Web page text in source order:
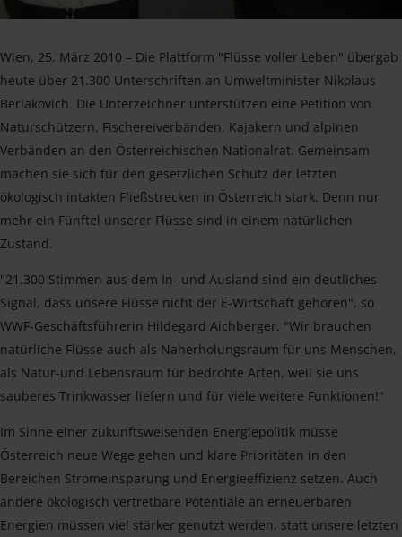
Wien, 25. März 2010 – Die Plattform "Flüsse voller Leben" übergab
heute über 21.300 Unterschriften an Umweltminister Nikolaus
Berlakovich. Die Unterzeichner unterstützen eine Petition von
Naturschützern, Fischereiverbänden, Kajakern und alpinen
Verbänden an den Österreichischen Nationalrat. Gemeinsam
machen sie sich für den gesetzlichen Schutz der letzten
ökologisch intakten Fließstrecken in Österreich stark. Denn nur
mehr ein Fünftel unserer Flüsse sind in einem natürlichen
Zustand.
"21.300 Stimmen aus dem In- und Ausland sind ein deutliches
Signal, dass unsere Flüsse nicht der E-Wirtschaft gehören", so
WWF-Geschäftsführerin Hildegard Aichberger. "Wir brauchen
natürliche Flüsse auch als Naherholungsraum für uns Menschen,
als Natur-und Lebensraum für bedrohte Arten, weil sie uns
sauberes Trinkwasser liefern und für viele weitere Funktionen!"
Im Sinne einer zukunftsweisenden Energiepolitik müsse
Österreich neue Wege gehen und klare Prioritäten in den
Bereichen Stromeinsparung und Energieeffizienz setzen. Auch
andere ökologisch vertretbare Potentiale an erneuerbaren
Energien müssen viel stärker genutzt werden, statt unsere letzten